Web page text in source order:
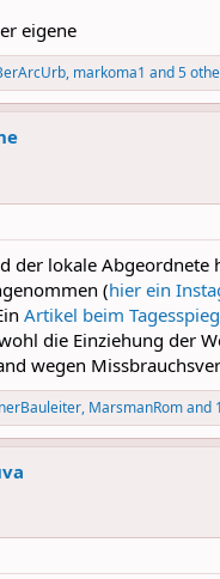
eigene
, markoma1 and 5
der lokale Abgeordnete
(hier ein
Artikel beim
die Einziehung der
wegen
, MarsmanRomand